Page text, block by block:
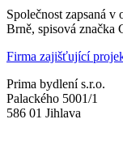
Společnost zapsaná
Brně, spisová značka
Firma zajišťující
Prima bydlení s.r.o.
Palackého 5001/1
586 01 Jihlava